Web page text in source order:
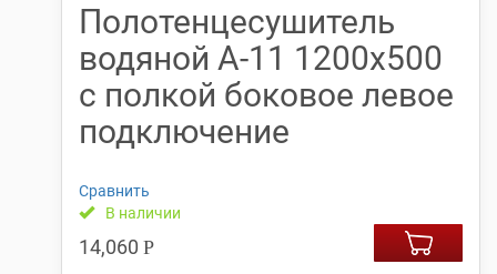
Полотенцесушитель
водяной А-11 1200х500
с полкой боковое левое
подключение
Сравнить
В наличии
14,060 Р